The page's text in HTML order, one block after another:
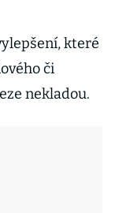
které
či
nekladou.